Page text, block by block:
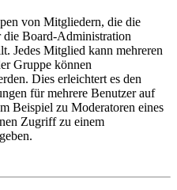
von Mitgliedern, die die
Board-Administration
Jedes Mitglied kann mehreren
Gruppe können
Dies erleichtert es den
für mehrere Benutzer auf
Beispiel zu Moderatoren eines
Zugriff zu einem